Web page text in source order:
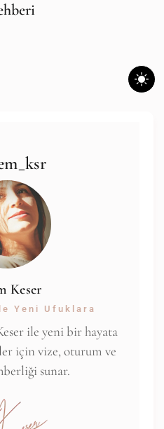
Keser
Yeni Ufuklara
ile yeni bir hayata
için vize, oturum ve
sunar.